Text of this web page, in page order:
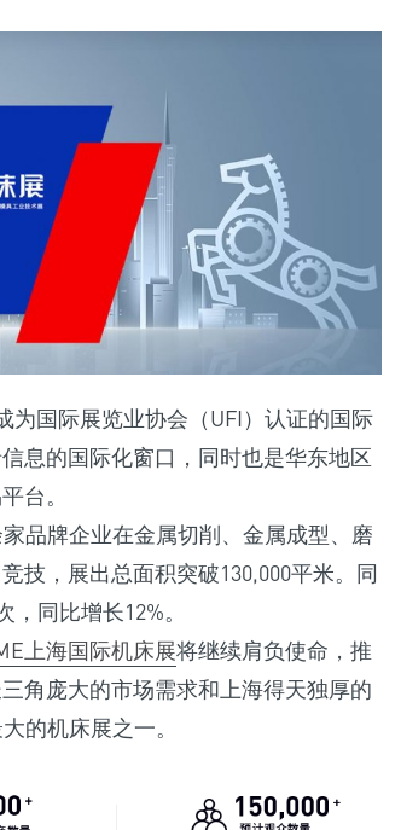
为国际展览业协会（UFI）认证的国际
息的国际化窗口，同时也是华东地区
台。
品牌企业在金属切削、金属成型、磨
技，展出总面积突破130,000平米。同
同比增长12%。
上海国际机床展将继续肩负使命，推
角庞大的市场需求和上海得天独厚的
的机床展之一。